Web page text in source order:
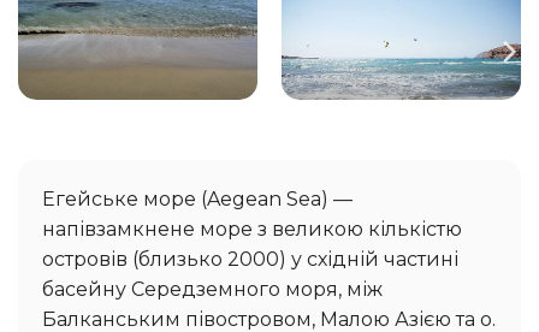
Егейське море (Aegean Sea) —
напівзамкнене море з великою кількістю
островів (близько 2000) у східній частині
басейну Середземного моря, між
Балканським півостровом, Малою Азією та о.